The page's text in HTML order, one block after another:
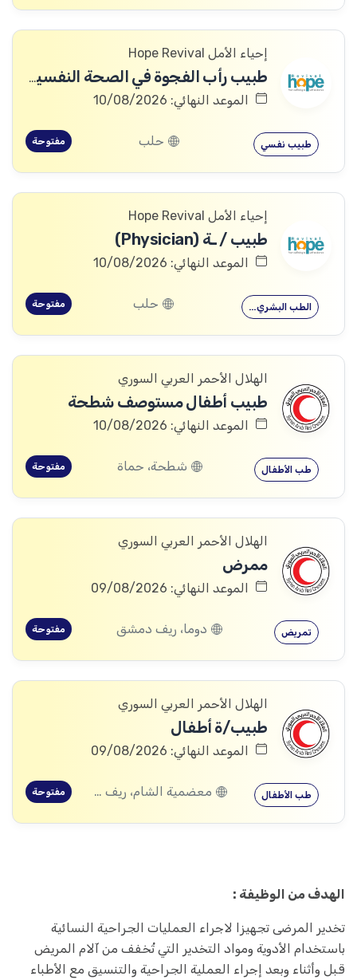
إحياء الأمل Hope Revival
طبيب رأب الفجوة في الصحة النفسية (mhGAP Doctor)
الموعد النهائي: 10/08/2026
طبيب نفسي حلب مفتوحة
إحياء الأمل Hope Revival
طبيب / ـة (Physician)
الموعد النهائي: 10/08/2026
الطب البشري… حلب مفتوحة
الهلال الأحمر العربي السوري
طبيب أطفال مستوصف شطحة
الموعد النهائي: 10/08/2026
طب الأطفال شطحة، حماة مفتوحة
الهلال الأحمر العربي السوري
ممرض
الموعد النهائي: 09/08/2026
تمريض دوما، ريف دمشق مفتوحة
الهلال الأحمر العربي السوري
طبيب/ة أطفال
الموعد النهائي: 09/08/2026
طب الأطفال معضمية الشام، ريف دمشق مفتوحة
الهدف من الوظيفة :
تخدير المرضى تجهيزا لاجراء العمليات الجراحية النسائية
باستخدام الأدوية ومواد التخدير التي تُخفف من آلام المريض
قبل وأثناء وبعد إجراء العملية الجراحية والتنسيق مع الأطباء